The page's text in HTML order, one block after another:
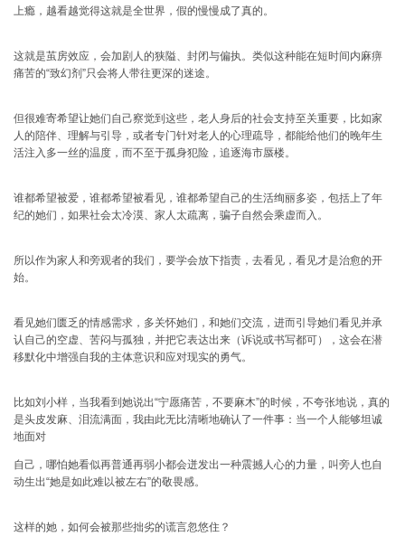
上瘾，越看越觉得这就是全世界，假的慢慢成了真的。
这就是茧房效应，会加剧人的狭隘、封闭与偏执。类似这种能在短时间内麻痹
痛苦的“致幻剂”只会将人带往更深的迷途。
但很难寄希望让她们自己察觉到这些，老人身后的社会支持至关重要，比如家
人的陪伴、理解与引导，或者专门针对老人的心理疏导，都能给他们的晚年生
活注入多一丝的温度，而不至于孤身犯险，追逐海市蜃楼。
谁都希望被爱，谁都希望被看见，谁都希望自己的生活绚丽多姿，包括上了年
纪的她们，如果社会太冷漠、家人太疏离，骗子自然会乘虚而入。
所以作为家人和旁观者的我们，要学会放下指责，去看见，看见才是治愈的开
始。
看见她们匮乏的情感需求，多关怀她们，和她们交流，进而引导她们看见并承
认自己的空虚、苦闷与孤独，并把它表达出来（诉说或书写都可），这会在潜
移默化中增强自我的主体意识和应对现实的勇气。
比如刘小样，当我看到她说出“宁愿痛苦，不要麻木”的时候，不夸张地说，真的
是头皮发麻、泪流满面，我由此无比清晰地确认了一件事：当一个人能够坦诚
地面对
自己，哪怕她看似再普通再弱小都会迸发出一种震撼人心的力量，叫旁人也自
动生出“她是如此难以被左右”的敬畏感。
这样的她，如何会被那些拙劣的谎言忽悠住？